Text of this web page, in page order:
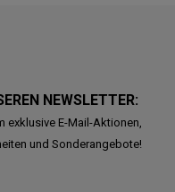
NEWSLETTER:
exklusive E-Mail-Aktionen,
und Sonderangebote!